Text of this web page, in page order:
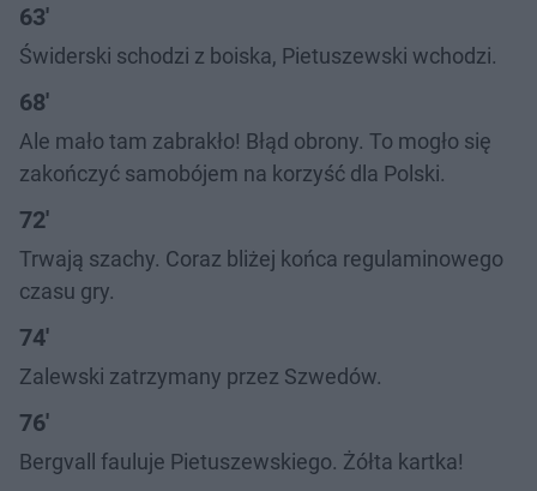
63'
Świderski schodzi z boiska, Pietuszewski wchodzi.
68'
Ale mało tam zabrakło! Błąd obrony. To mogło się
zakończyć samobójem na korzyść dla Polski.
72'
Trwają szachy. Coraz bliżej końca regulaminowego
czasu gry.
74'
Zalewski zatrzymany przez Szwedów.
76'
Bergvall fauluje Pietuszewskiego. Żółta kartka!